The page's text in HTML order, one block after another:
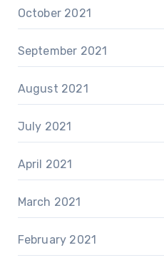
October 2021
September 2021
August 2021
July 2021
April 2021
March 2021
February 2021